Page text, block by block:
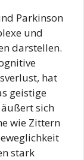
Parkinson
und
darstellen.
hat
geistige
sich
wie Zittern
stark